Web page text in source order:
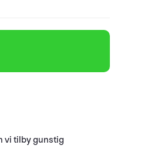
vi tilby gunstig